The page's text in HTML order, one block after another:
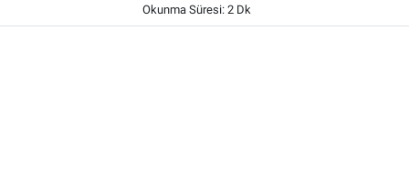
Okunma Süresi: 2 Dk